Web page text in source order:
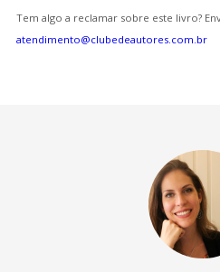
Tem algo a reclamar sobre este livro?
atendimento@clubedeautores.com.br